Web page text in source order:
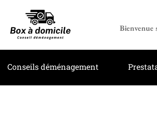
Bienvenue
Conseils déménagement